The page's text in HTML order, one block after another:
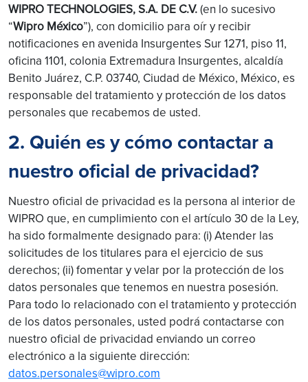
WIPRO TECHNOLOGIES, S.A. DE C.V.(en lo sucesivo
“Wipro México”), con domicilio para oír y recibir
notificaciones en avenida Insurgentes Sur 1271, piso 11,
oficina 1101, colonia Extremadura Insurgentes, alcaldía
Benito Juárez, C.P. 03740, Ciudad de México, México, es
responsable del tratamiento y protección de los datos
personales que recabemos de usted.
2. Quién es y cómo contactar a
nuestro oficial de privacidad?
Nuestro oficial de privacidad es la persona al interior de
WIPRO que, en cumplimiento con el artículo 30 de la Ley,
ha sido formalmente designado para: (i) Atender las
solicitudes de los titulares para el ejercicio de sus
derechos; (ii) fomentar y velar por la protección de los
datos personales que tenemos en nuestra posesión.
Para todo lo relacionado con el tratamiento y protección
de los datos personales, usted podrá contactarse con
nuestro oficial de privacidad enviando un correo
electrónico a la siguiente dirección:
datos.personales@wipro.com